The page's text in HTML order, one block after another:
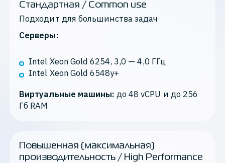
Стандартная / Common use
Подходит для большинства задач
Серверы:
Intel Xeon Gold 6254, 3,0 — 4,0 ГГц
Intel Xeon Gold 6548y+
Виртуальные машины: до 48 vCPU и до 256
Гб RAM
Повышенная (максимальная)
производительность / High Performance